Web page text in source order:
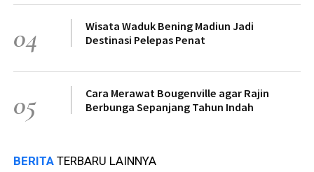
04
Wisata Waduk Bening Madiun Jadi
Destinasi Pelepas Penat
05
Cara Merawat Bougenville agar Rajin
Berbunga Sepanjang Tahun Indah
BERITA TERBARU LAINNYA